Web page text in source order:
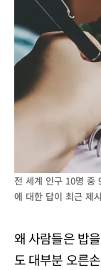
전 세계 인구 10명 중
에 대한 답이 최근 제
왜 사람들은 밥
도 대부분 오른